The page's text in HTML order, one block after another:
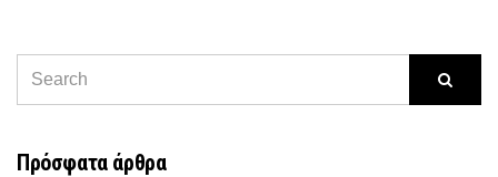
Πρόσφατα άρθρα